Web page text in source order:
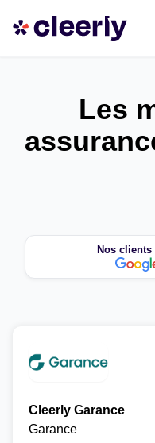
Les
Nos
Cleerly Garance
Garance